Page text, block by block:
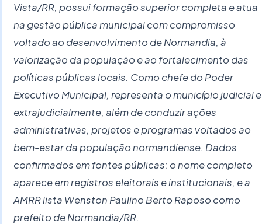
Vista/RR, possui formação superior completa e atua
na gestão pública municipal com compromisso
voltado ao desenvolvimento de Normandia, à
valorização da população e ao fortalecimento das
políticas públicas locais. Como chefe do Poder
Executivo Municipal, representa o município judicial e
extrajudicialmente, além de conduzir ações
administrativas, projetos e programas voltados ao
bem-estar da população normandiense. Dados
confirmados em fontes públicas: o nome completo
aparece em registros eleitorais e institucionais, e a
AMRR lista Wenston Paulino Berto Raposo como
prefeito de Normandia/RR.